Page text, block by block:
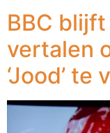
BBC
vertalen
‘Jood’ te